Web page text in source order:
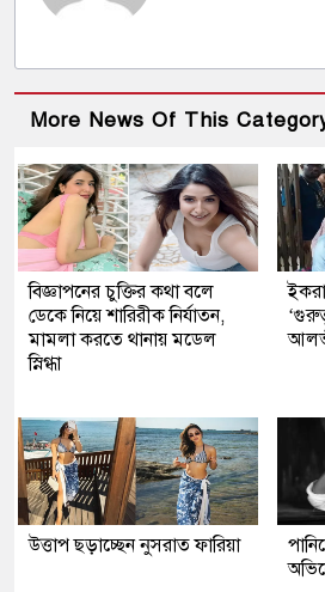
More News Of This
বিজ্ঞাপনের চুক্তির কথা বলে
ডেকে নিয়ে শারিরীক নির্যাতন,
মামলা করতে থানায় মডেল
স্নিগ্ধা
উত্তাপ ছড়াচ্ছেন নুসরাত ফারিয়া